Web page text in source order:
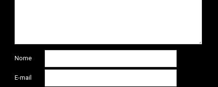
Nome
E-mail